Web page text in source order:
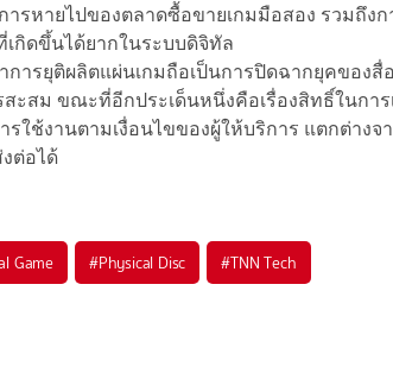
รหายไปของตลาดซื้อขายเกมมือสอง รวมถึงก
เกิดขึ้นได้ยากในระบบดิจิทัล
การยุติผลิตแผ่นเกมถือเป็นการปิดฉากยุคของ
ะสม ขณะที่อีกประเด็นหนึ่งคือเรื่องสิทธิ์ในการ
รใช้งานตามเงื่อนไขของผู้ให้บริการ แตกต่างจ
ต่อได้
Game #Physical Disc #TNN Tech